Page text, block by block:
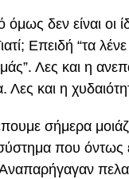
όμως δεν είναι οι
Επειδή “τα
Λες και η
Λες και η
σήμερα
που
Αναπαρήγαγαν